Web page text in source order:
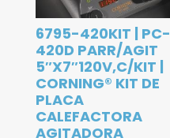
6795-420KIT | PC-
420D PARR/AGIT
5″X7″120V,C/KIT |
CORNING® KIT DE
PLACA
CALEFACTORA
AGITADORA